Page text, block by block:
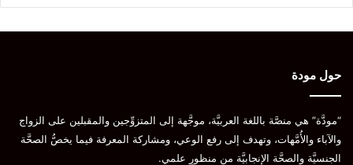
حول مودة
“مودَّة” هي منصَّة باللغة العربيَّة، موجَّهة إلى المتزوِّجين والمقبلين على الزواج
والآباء والأُمَّهات، وتهدف إلى رفع الوعي، ومشاركة المعرفة فيما يخصُّ الصحَّة
الجنسيَّة والصحَّة الإنجابيَّة من منظورٍ علمي.